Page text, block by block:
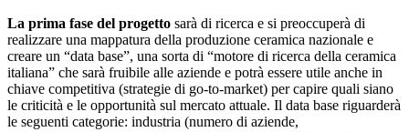
La prima fase del progetto sarà di ricerca e si preoccuperà di
realizzare una mappatura della produzione ceramica nazionale e
creare un “data base”, una sorta di “motore di ricerca della ceramica
italiana” che sarà fruibile alle aziende e potrà essere utile anche in
chiave competitiva (strategie di go‐to‐market) per capire quali siano
le criticità e le opportunità sul mercato attuale. Il data base riguarderà
le seguenti categorie: industria (numero di aziende,